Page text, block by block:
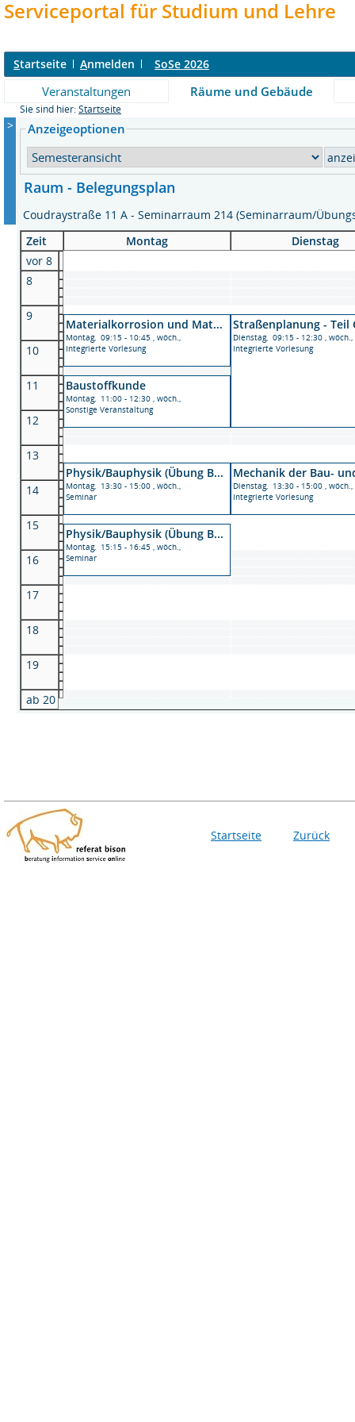
Serviceportal für Studium und Lehre
Startseite Anmelden SoSe 2026
Veranstaltungen Räume und Gebäude
Sie sind hier: Startseite
> Anzeigeoptionen
Raum - Belegungsplan
Coudraystraße 11 A - Seminarraum 214 (Seminarraum/
Zeit
Montag
Dienstag
vor 8
8
9
Materialkorrosion und Mat...
Montag, 09:15 - 10:45 , wöch.,
Integrierte Vorlesung
Straßenplanung - Teil
Dienstag, 09:15 - 12:30 , wöch.,
Integrierte Vorlesung
10
11 Baustoffkunde
Montag, 11:00 - 12:30 , wöch.,
Sonstige Veranstaltung
12
13
Physik/Bauphysik (Übung B...
Montag, 13:30 - 15:00 , wöch.,
Seminar
Mechanik der Bau-
Dienstag, 13:30 - 15:00 , wöch.,
Integrierte Vorlesung
14
15
Physik/Bauphysik (Übung B...
Montag, 15:15 - 16:45 , wöch.,
Seminar
16
17
18
19
ab 20
Startseite Zurück